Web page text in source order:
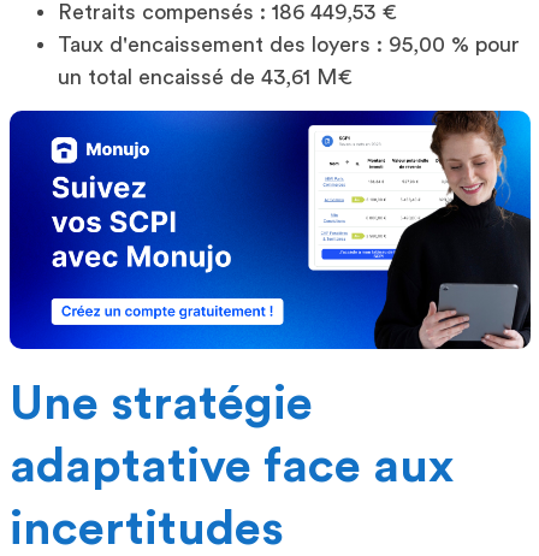
Retraits compensés : 186 449,53 €
Taux d'encaissement des loyers : 95,00 % pour
un total encaissé de 43,61 M€
Une stratégie
adaptative face aux
incertitudes